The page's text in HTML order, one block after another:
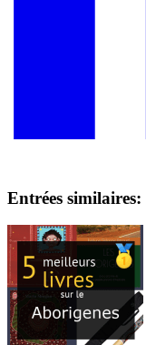
Entrées similaires: